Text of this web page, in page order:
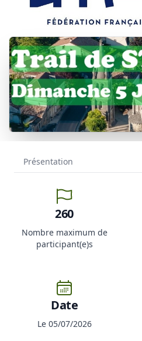
260
Nombre maximum de
participant(e)s
Date
Le 05/07/2026